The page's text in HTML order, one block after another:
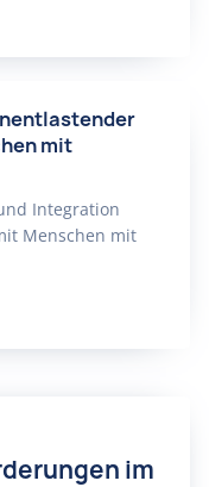
mit
Integration
Menschen mit
im